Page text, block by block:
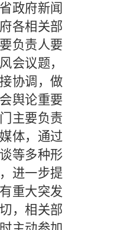
政府新闻
各相关部
负责人要
会议题，
协调，做
舆论重要
主要负责
体，通过
等多种形
进一步提
重大突发
，相关部